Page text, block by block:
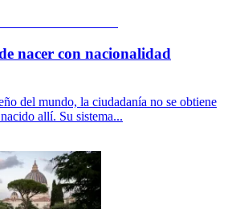
nacer con nacionalidad
del mundo, la ciudadanía no se obtiene
allí. Su sistema...